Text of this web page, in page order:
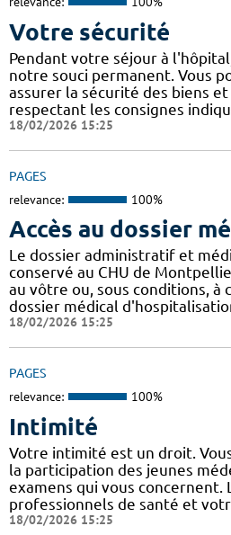
Votre sécurité
Pendant votre séjour à
notre souci permanent. Vous
assurer la sécurité des biens
respectant les consignes
18/02/2026 15:25
PAGES
relevance: 100%
Accès au dossier
Le dossier administratif et
conservé au CHU de
au vôtre ou, sous conditions, à
dossier médical
18/02/2026 15:25
PAGES
relevance: 100%
Intimité
Votre intimité est un droit.
la participation des jeunes
examens qui vous concernent.
professionnels de santé et
18/02/2026 15:25